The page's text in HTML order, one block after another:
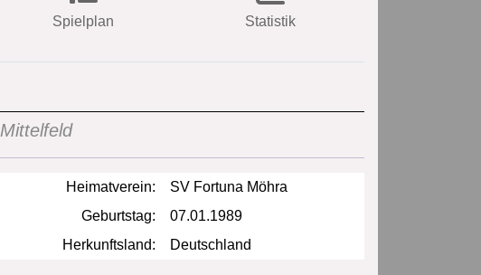
Spielplan Statistik
Mittelfeld
Heimatverein:
SV Fortuna Möhra
Geburtstag:
07.01.1989
Herkunftsland:
Deutschland